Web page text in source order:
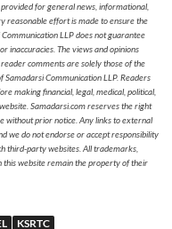
provided for general news, informational,
reasonable effort is made to ensure the
LLP does not guarantee
inaccuracies. The views and opinions
comments are solely those of the
Communication LLP. Readers
making financial, legal, medical, political,
Samadarsi.com reserves the right
without prior notice. Any links to external
we do not endorse or accept responsibility
third-party websites. All trademarks,
this website remain the property of their
KSRTC